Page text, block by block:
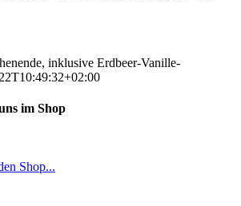
inklusive Erdbeer-Vanille-
im Shop
Shop...